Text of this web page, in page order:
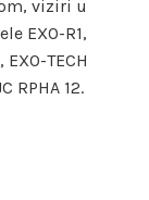
viziri u
EXO-R1,
EXO-TECH
RPHA 12.